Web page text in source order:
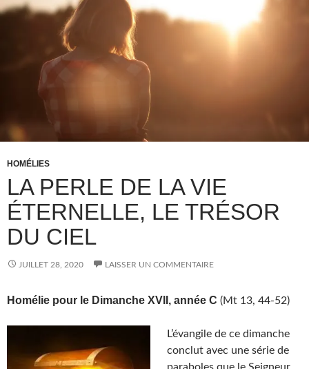
HOMÉLIES
LA PERLE DE LA VIE
ÉTERNELLE, LE TRÉSOR
DU CIEL
JUILLET 28, 2020 LAISSER UN COMMENTAIRE
Homélie pour le Dimanche XVII, année C (Mt 13, 44-52)
L’évangile de ce dimanche
conclut avec une série de